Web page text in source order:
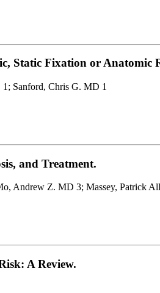
Static Fixation or Anatomic
Sanford, Chris G. MD 1
and Treatment.
Andrew Z. MD 3; Massey, Patrick
A Review.